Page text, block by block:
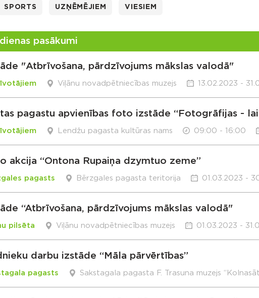
SPORTS UZŅĒMĒJIEM VIESIEM
pasākumi
"Atbrīvošana, pārdzīvojums mākslas valodā"
Viļānu novadpētniecības muzejs 13.02.2023 -
pagastu apvienības foto izstāde “Fotogrāfijas -
Lendžu pagasta kultūras nams 09:00 - 16:00
akcija “Ontona Rupaiņa dzymtuo zeme”
pagasts Bērzgales pagasta teritorija 01.03.2023 -
“Atbrīvošana, pārdzīvojums mākslas valodā"
pilsēta Viļānu novadpētniecības muzejs 01.03.2023 -
darbu izstāde “Māla pārvērtības”
pagasts Sakstagala pagasta F. Trasuna muzejs